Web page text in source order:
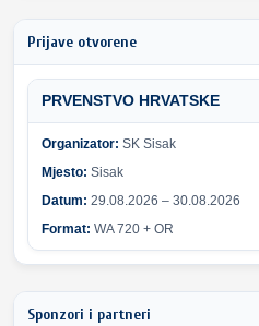
Prijave otvorene
PRVENSTVO HRVATSKE
Organizator: SK Sisak
Mjesto: Sisak
Datum: 29.08.2026 – 30.08.2026
Format: WA 720 + OR
Sponzori i partneri